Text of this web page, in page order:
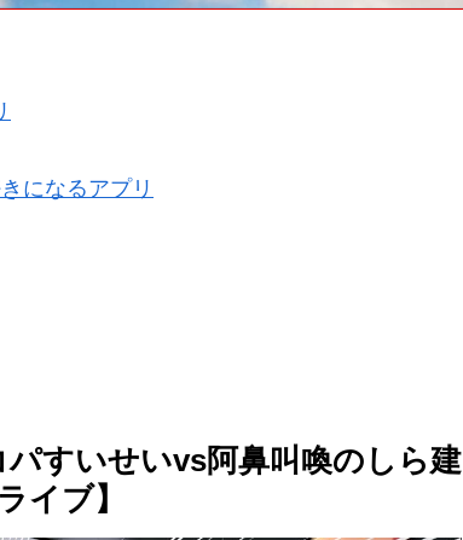
になるアプリ
パすいせいvs阿鼻叫喚のしら建
イブ】